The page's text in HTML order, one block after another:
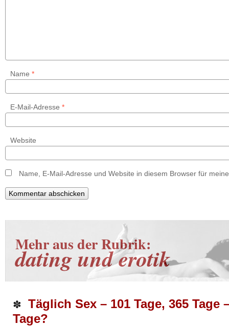
Name *
E-Mail-Adresse *
Website
Name, E-Mail-Adresse und Website in diesem Browser für
Mehr aus der Rubrik:
dating und erotik
✽
Täglich Sex – 101 Tage, 365 Tage
Tage?